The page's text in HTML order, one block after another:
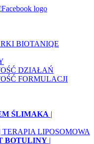
BIOTANIQE
DZIAŁAŃ
FORMULACJI
ŚLIMAKA |
| TERAPIA LIPOSOMOWA
BOTULINY |